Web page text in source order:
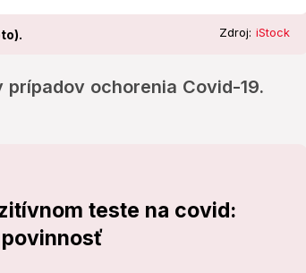
Zdroj: iStock
ochorenia Covid-19.
teste na covid: